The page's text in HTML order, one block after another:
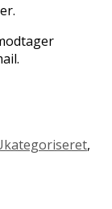
,